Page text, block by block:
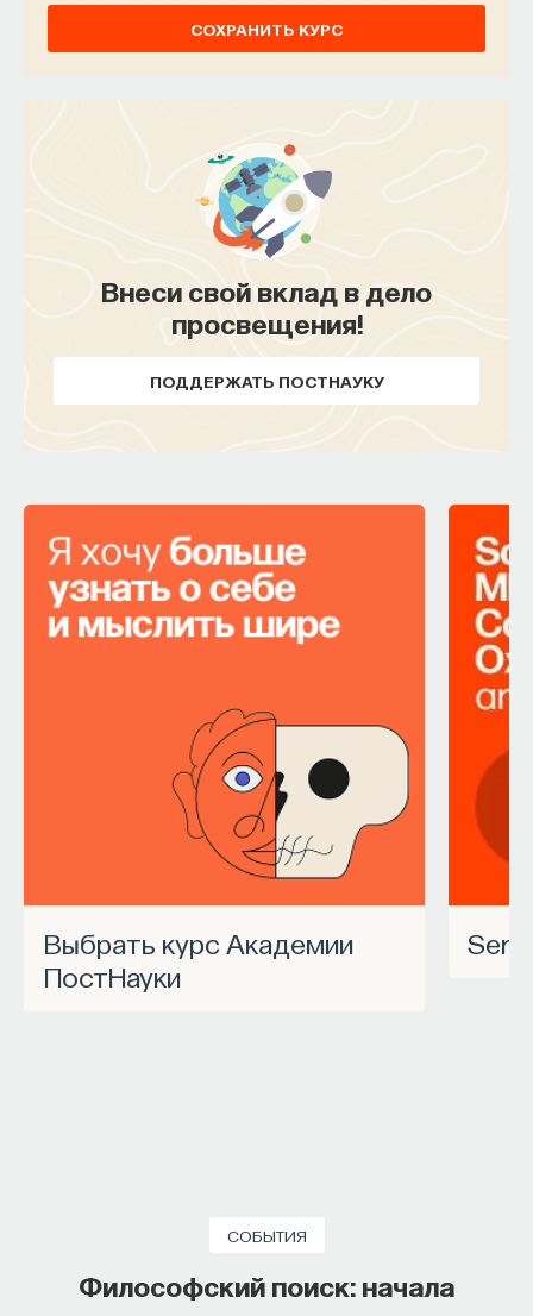
СОХРАНИТЬ КУРС
Внеси свой вклад в дело
просвещения!
ПОДДЕРЖАТЬ ПОСТНАУКУ
Выбрать курс Академии
ПостНауки
СОБЫТИЯ
Философский поиск: начала